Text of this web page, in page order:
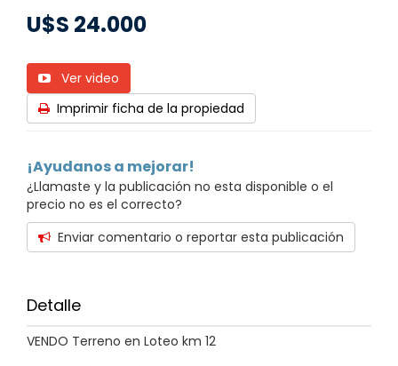
U$S 24.000
Ver video
Imprimir ficha de la propiedad
¡Ayudanos a mejorar!
¿Llamaste y la publicación no esta disponible o el
precio no es el correcto?
Enviar comentario o reportar esta publicación
Detalle
VENDO Terreno en Loteo km 12